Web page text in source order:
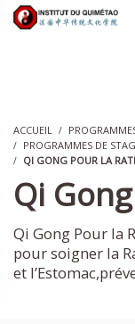
ACCUEIL
PROGRAMMES DE
QI GONG POUR LA
Qi
Qi Gong Pour la
pour soigner la
et